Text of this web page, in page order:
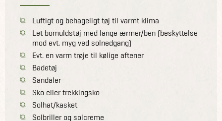
Luftigt og behageligt tøj til varmt klima
Let bomuldstøj med lange ærmer/ben (beskyttelse
mod evt. myg ved solnedgang)
Evt. en varm trøje til kølige aftener
Badetøj
Sandaler
Sko eller trekkingsko
Solhat/kasket
Solbriller og solcreme